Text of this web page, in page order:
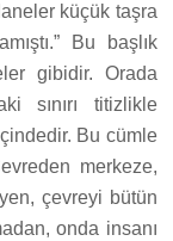
küçük taşra
Bu başlık
gibidir. Orada
sınırı titizlikle
Bu cümle
merkeze,
çevreyi bütün
onda insanı